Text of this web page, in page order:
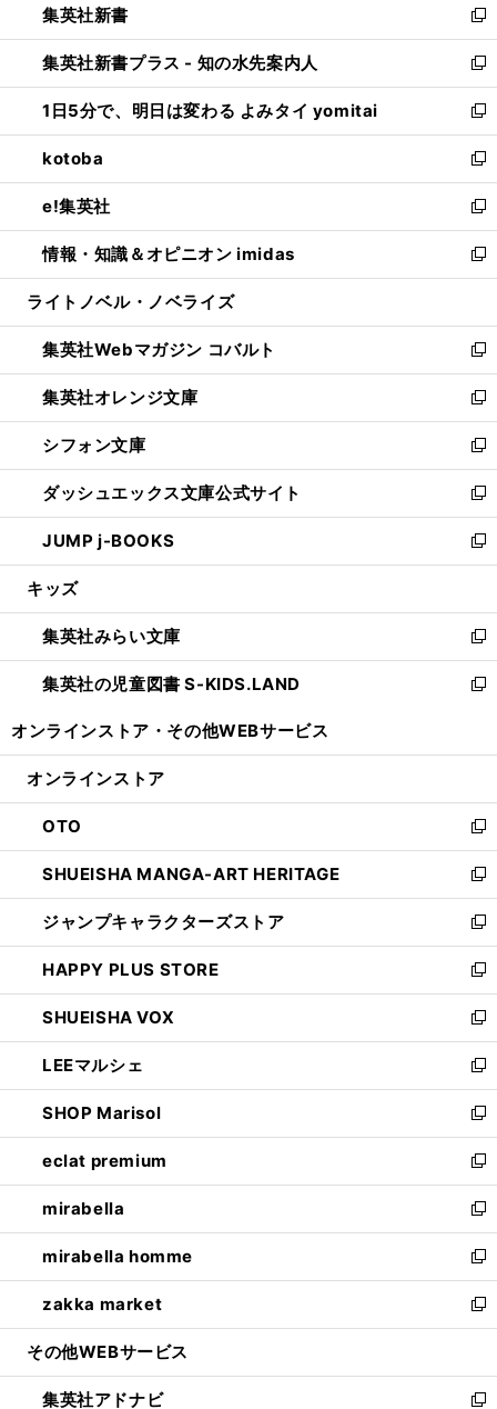
く
で
開
く
ィ
ン
ド
ウ
で
開
く
い
ウ
ィ
ン
ド
ウ
で
開
く
集英社新書
新
し
い
ウ
ィ
ン
ド
ウ
で
開
く
集英社新書プラス - 知の水先案内人
新
し
い
ウ
ィ
ン
ド
ウ
で
開
1日5分で、明日は変わる よみタイ yomitai
新
し
い
ウ
ィ
ン
ド
ウ
開
く
kotoba
新
し
い
ウ
ィ
ン
ウ
で
開
く
e!集英社
新
し
い
ウ
ン
ド
ウ
で
開
く
情報・知識＆オピニオン imidas
新
し
ウ
ィ
ン
ド
ウ
で
開
く
ライトノベル・ノベライズ
集英社Webマガジン コバルト
新
し
い
ウ
ィ
ン
ド
ウ
で
開
集英社オレンジ文庫
新
し
い
ウ
ィ
ン
ド
ウ
開
く
シフォン文庫
新
し
い
ウ
ィ
ン
ウ
で
開
く
ダッシュエックス文庫公式サイト
新
し
い
ウ
ン
ド
ウ
で
JUMP j-BOOKS
新
し
ウ
ィ
ン
ド
開
キッズ
集英社みらい文庫
新
し
い
ン
ウ
で
開
く
集英社の児童図書 S-KIDS.LAND
新
ウ
ン
ド
ウ
で
開
く
オンラインストア・ その他WEBサービス
オンラインストア
OTO
新
し
い
ウ
ィ
ン
ド
ウ
で
開
く
SHUEISHA MANGA-ART HERITAGE
新
し
い
ウ
ィ
ン
ド
ウ
で
開
く
ジャンプキャラクターズストア
新
し
い
ウ
ィ
ン
ド
ウ
で
開
く
HAPPY PLUS STORE
新
し
い
ウ
ィ
ン
ド
ウ
で
開
く
SHUEISHA VOX
新
し
い
ウ
ィ
ン
ド
ウ
で
開
く
LEEマルシェ
新
し
い
ウ
ィ
ン
ド
ウ
で
開
く
SHOP Marisol
新
し
い
ウ
ィ
ン
ド
ウ
で
開
eclat premium
新
し
い
ウ
ィ
ン
ド
ウ
開
く
mirabella
新
し
い
ウ
ィ
ン
ウ
で
mirabella homme
新
し
い
ウ
ン
ド
zakka market
新
し
ウ
ィ
その他WEBサービス
集英社アドナビ 新